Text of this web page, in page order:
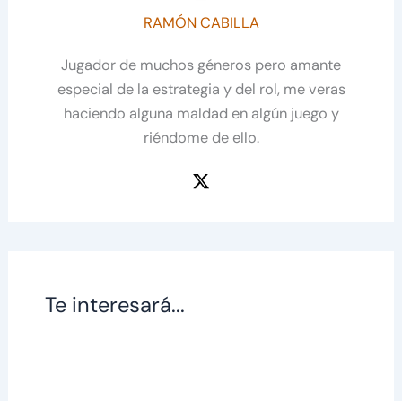
RAMÓN CABILLA
Jugador de muchos géneros pero amante
especial de la estrategia y del rol, me veras
haciendo alguna maldad en algún juego y
riéndome de ello.
Te interesará...